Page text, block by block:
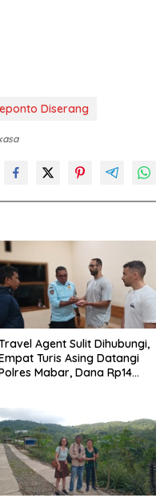
Diserang
Agent Sulit Dihubungi,
Turis Asing Datangi
Mabar, Dana Rp14